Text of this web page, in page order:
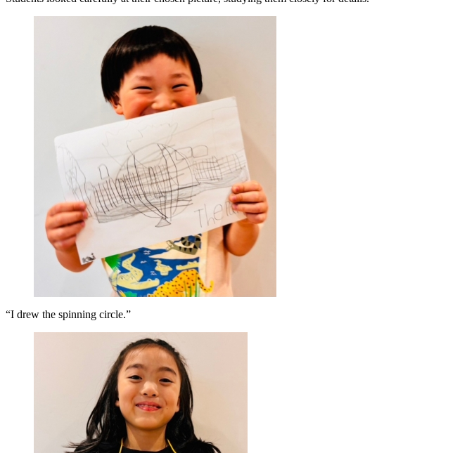
“I drew the spinning circle.”